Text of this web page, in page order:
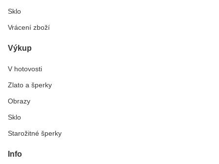
Sklo
Vrácení zboží
Výkup
V hotovosti
Zlato a šperky
Obrazy
Sklo
Starožitné šperky
Info